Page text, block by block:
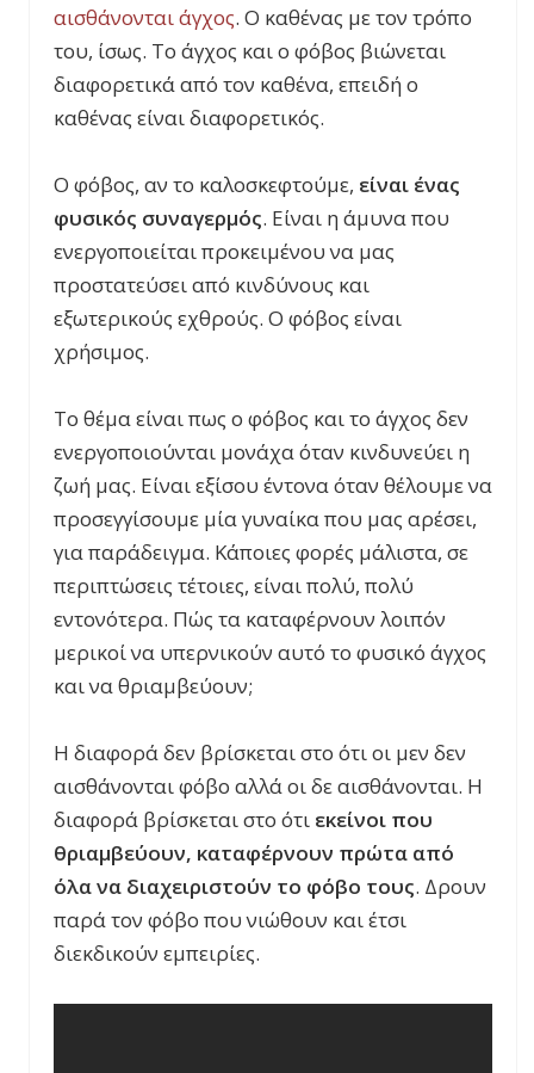
αισθάνονται άγχος. Ο καθένας με τον τρόπο
του, ίσως. Το άγχος και ο φόβος βιώνεται
διαφορετικά από τον καθένα, επειδή ο
καθένας είναι διαφορετικός.
Ο φόβος, αν το καλοσκεφτούμε, είναι ένας
φυσικός συναγερμός. Είναι η άμυνα που
ενεργοποιείται προκειμένου να μας
προστατεύσει από κινδύνους και
εξωτερικούς εχθρούς. Ο φόβος είναι
χρήσιμος.
Το θέμα είναι πως ο φόβος και το άγχος δεν
ενεργοποιούνται μονάχα όταν κινδυνεύει η
ζωή μας. Είναι εξίσου έντονα όταν θέλουμε να
προσεγγίσουμε μία γυναίκα που μας αρέσει,
για παράδειγμα. Κάποιες φορές μάλιστα, σε
περιπτώσεις τέτοιες, είναι πολύ, πολύ
εντονότερα. Πώς τα καταφέρνουν λοιπόν
μερικοί να υπερνικούν αυτό το φυσικό άγχος
και να θριαμβεύουν;
Η διαφορά δεν βρίσκεται στο ότι οι μεν δεν
αισθάνονται φόβο αλλά οι δε αισθάνονται. Η
διαφορά βρίσκεται στο ότι εκείνοι που
θριαμβεύουν, καταφέρνουν πρώτα από
όλα να διαχειριστούν το φόβο τους. Δρουν
παρά τον φόβο που νιώθουν και έτσι
διεκδικούν εμπειρίες.